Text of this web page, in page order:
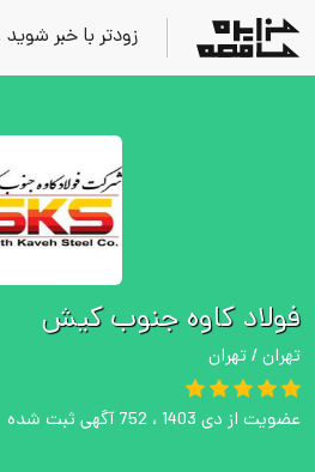
زودتر با خبر
فولاد کاوه جنوب کیش
تهران / تهران
عضویت از دی 1403 ، 752 آگهی ثبت شده